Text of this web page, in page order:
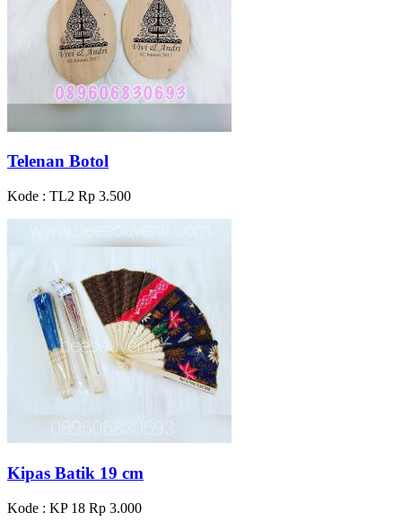
Telenan Botol
Kode : TL2 Rp 3.500
Kipas Batik 19 cm
Kode : KP 18 Rp 3.000